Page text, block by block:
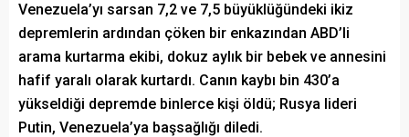
Venezuela’yı sarsan 7,2 ve 7,5 büyüklüğündeki ikiz
depremlerin ardından çöken bir enkazından ABD’li
arama kurtarma ekibi, dokuz aylık bir bebek ve annesini
hafif yaralı olarak kurtardı. Canın kaybı bin 430’a
yükseldiği depremde binlerce kişi öldü; Rusya lideri
Putin, Venezuela’ya başsağlığı diledi.